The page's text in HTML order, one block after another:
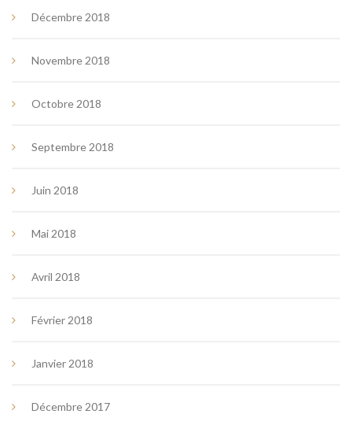
Décembre 2018
Novembre 2018
Octobre 2018
Septembre 2018
Juin 2018
Mai 2018
Avril 2018
Février 2018
Janvier 2018
Décembre 2017